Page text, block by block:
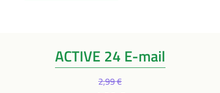
ACTIVE 24 E-mail
2,99 €